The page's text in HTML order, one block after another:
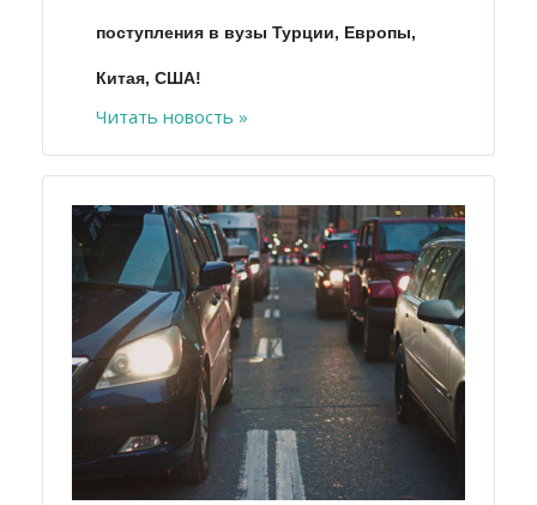
поступления в вузы Турции, Европы,
Китая, США!
Читать новость »